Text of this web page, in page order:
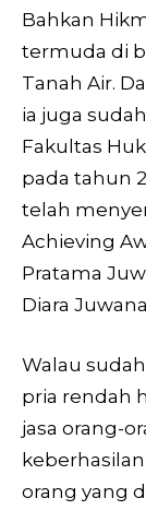
Bahkan
termuda di
Tanah Air.
ia juga
Fakultas
pada tahun
telah
Achieving
Pratama
Diara
Walau
pria rendah
jasa orang-
orang yang